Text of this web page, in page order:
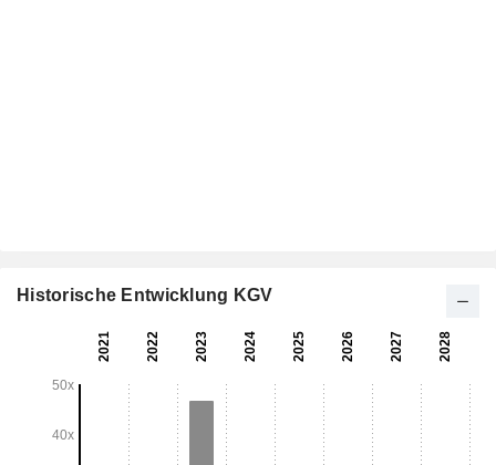
Historische Entwicklung KGV